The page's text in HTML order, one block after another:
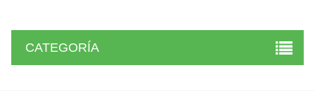
CATEGORÍA